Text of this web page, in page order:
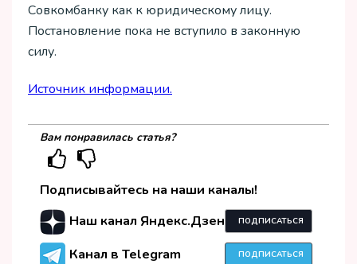
Совкомбанку как к юридическому лицу.
Постановление пока не вступило в законную
силу.
Источник информации.
Вам понравилась статья?
Подписывайтесь на наши каналы!
Наш канал Яндекс.Дзен
ПОДПИСАТЬСЯ
Канал в Telegram ПОДПИСАТЬСЯ